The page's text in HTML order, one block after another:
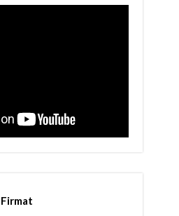
Firmat